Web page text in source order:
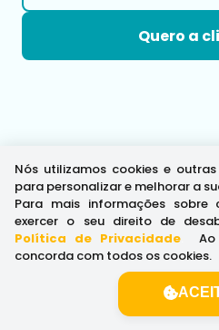
Quero a
Nós utilizamos cookies e
para personalizar e melhorar a
Para mais informações
exercer o seu direito de
Política de Privacidade.
Ao
concorda com todos os cookies.